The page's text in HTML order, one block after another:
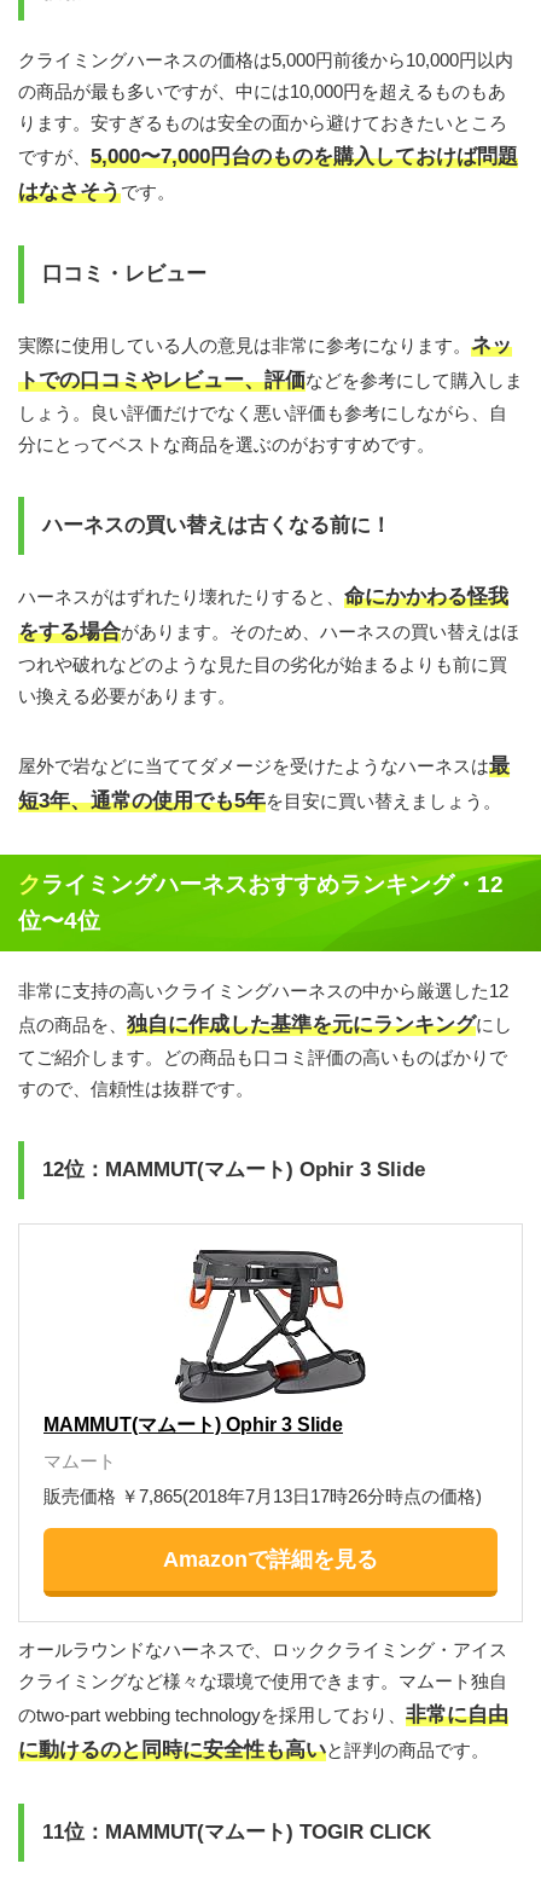
クライミングハーネスの価格は5,000円前後から10,000円以内
の商品が最も多いですが、中には10,000円を超えるものもあ
ります。安すぎるものは安全の面から避けておきたいところ
ですが、 5,000〜7,000円台のものを購入しておけば問題
はなさそうです。
口コミ・レビュー
実際に使用している人の意見は非常に参考になります。 ネッ
トでの口コミやレビュー、評価などを参考にして購入しま
しょう。良い評価だけでなく悪い評価も参考にしながら、自
分にとってベストな商品を選ぶのがおすすめです。
ハーネスの買い替えは古くなる前に！
ハーネスがはずれたり壊れたりすると、 命にかかわる怪我
をする場合があります。そのため、ハーネスの買い替えはほ
つれや破れなどのような見た目の劣化が始まるよりも前に買
い換える必要があります。
屋外で岩などに当ててダメージを受けたようなハーネスは最
短3年、通常の使用でも5年を目安に買い替えましょう。
クライミングハーネスおすすめランキング・12
位〜4位
非常に支持の高いクライミングハーネスの中から厳選した12
点の商品を、 独自に作成した基準を元にランキングにし
てご紹介します。どの商品も口コミ評価の高いものばかりで
すので、信頼性は抜群です。
12位：MAMMUT(マムート) Ophir 3 Slide
MAMMUT(マムート) Ophir 3 Slide
マムート
販売価格 ￥7,865(2018年7月13日17時26分時点の価格)
Amazonで詳細を見る
オールラウンドなハーネスで、ロッククライミング・アイス
クライミングなど様々な環境で使用できます。マムート独自
のtwo-part webbing technologyを採用しており、 非常に自由
に動けるのと同時に安全性も高いと評判の商品です。
11位：MAMMUT(マムート) TOGIR CLICK